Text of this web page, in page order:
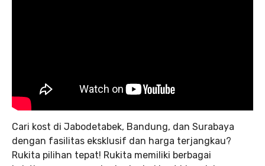
Cari kost di Jabodetabek, Bandung, dan Surabaya
dengan fasilitas eksklusif dan harga terjangkau?
Rukita pilihan tepat! Rukita memiliki berbagai